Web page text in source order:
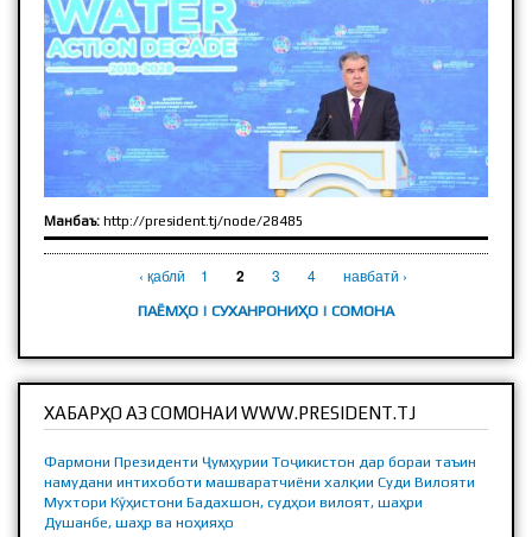
Манбаъ: http://president.tj/node/28485
‹ қаблӣ 1 2 3 4 навбатӣ ›
ПАЁМҲО | CУХАНРОНИҲО | СОМОНА
ХАБАРҲО АЗ СОМОНАИ WWW.PRESIDENT.TJ
Фармони Президенти Ҷумҳурии Тоҷикистон дар бораи таъин
намудани интихоботи машваратчиёни халқии Суди Вилояти
Мухтори Кӯҳистони Бадахшон, судҳои вилоят, шаҳри
Душанбе, шаҳр ва ноҳияҳо